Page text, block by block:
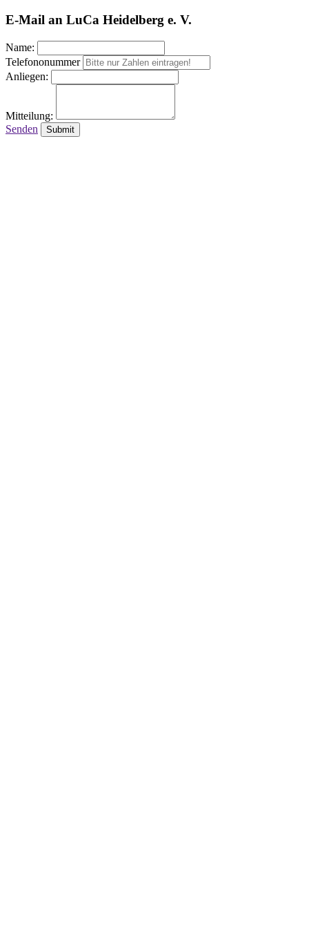
E-Mail an LuCa Heidelberg e. V.
Name:
Telefononummer
Anliegen:
Mitteilung:
Senden